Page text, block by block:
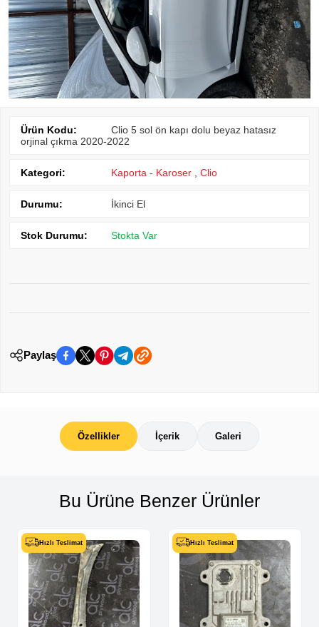
Ürün Kodu:
Clio 5 sol ön kapı dolu beyaz hatasız
orjinal çıkma 2020-2022
Kategori: Kaporta - Karoser Clio
Durumu: İkinci El
Stok Durumu: Stokta Var
Paylaş
Özellikler İçerik Galeri
Bu Ürüne Benzer Ürünler
Hızlı Teslimat Hızlı Teslimat